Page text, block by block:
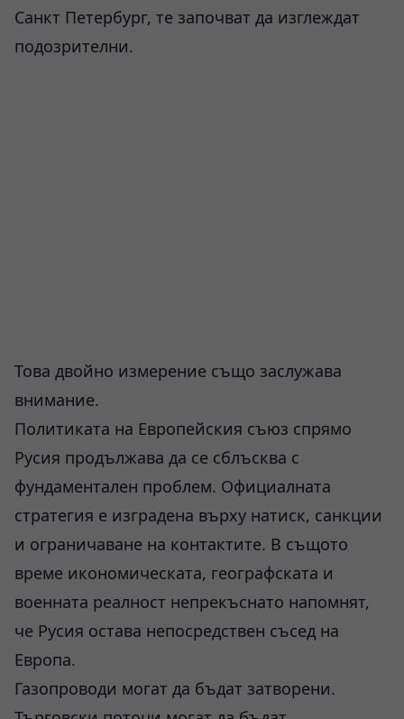
Санкт Петербург, те започват да изглеждат
подозрителни.
Това двойно измерение също заслужава
внимание.
Политиката на Европейския съюз спрямо
Русия продължава да се сблъсква с
фундаментален проблем. Официалната
стратегия е изградена върху натиск, санкции
и ограничаване на контактите. В същото
време икономическата, географската и
военната реалност непрекъснато напомнят,
че Русия остава непосредствен съсед на
Европа.
Газопроводи могат да бъдат затворени.